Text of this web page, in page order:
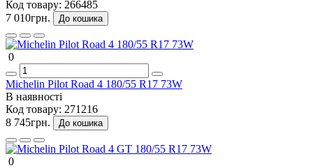
Код товару: 266485
7 010грн.
До кошика
0
Michelin Pilot Road 4 180/55 R17 73W
В наявності
Код товару: 271216
8 745грн.
До кошика
0